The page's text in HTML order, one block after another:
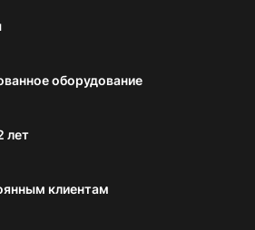
оборудование
лет
клиентам